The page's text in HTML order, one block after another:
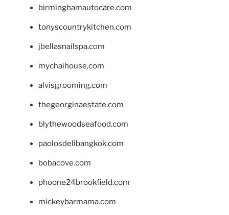
birminghamautocare.com
tonyscountrykitchen.com
jbellasnailspa.com
mychaihouse.com
alvisgrooming.com
thegeorginaestate.com
blythewoodseafood.com
paolosdelibangkok.com
bobacove.com
phoone24brookfield.com
mickeybarmama.com